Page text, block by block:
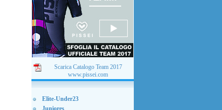
Scarica Catalogo Team 2017
www.pissei.com
Elite-Under23
Juniores